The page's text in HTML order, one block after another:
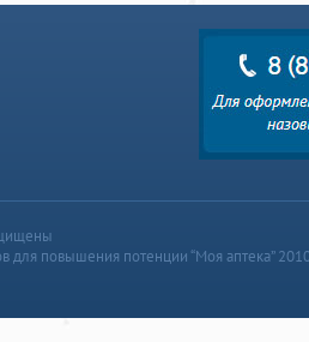
для повышения потенции “Моя аптека”